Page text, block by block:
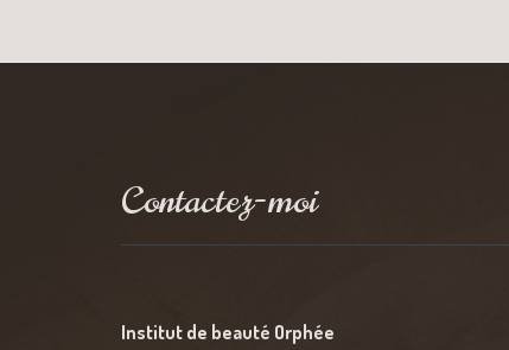
Contactez-moi
Institut de beauté Orphée